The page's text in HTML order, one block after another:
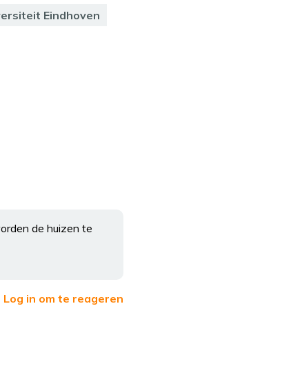
Eindhoven
de huizen te
Log in om te reageren